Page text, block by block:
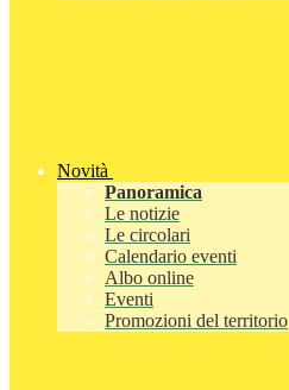
Novità
Panoramica
Le notizie
Le circolari
Calendario eventi
Albo online
Eventi
Promozioni del territorio